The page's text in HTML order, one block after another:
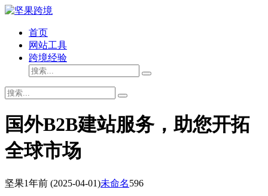
首页
网站工具
跨境经验
国外B2B建站服务，助您开拓
全球市场
坚果1年前 (2025-04-01)未命名596